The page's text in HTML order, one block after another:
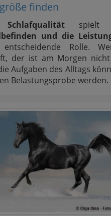
finden
Schlafqualitätspielt
und die
Rolle.
der ist am Morgen
Aufgaben des Alltags
Belastungsprobe werden.